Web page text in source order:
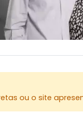
ou o site